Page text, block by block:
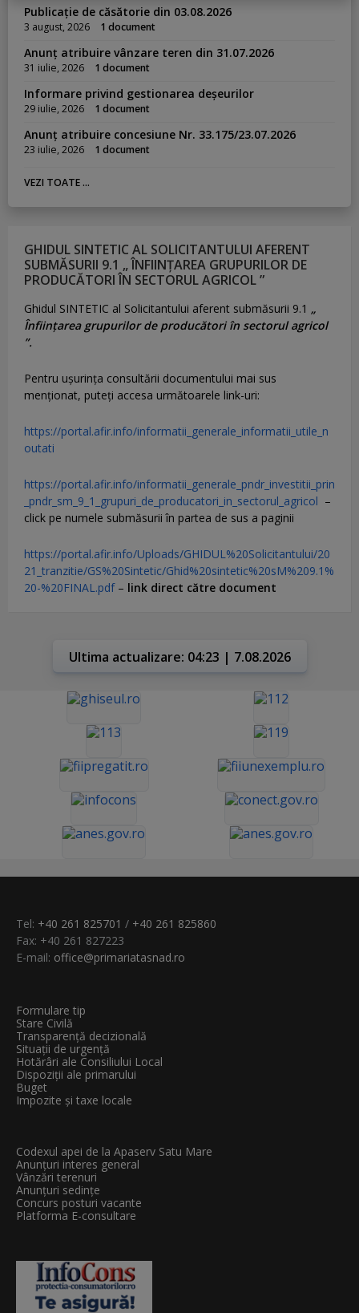
Publicație de căsătorie din 03.08.2026
3 august, 2026 1 document
Anunț atribuire vânzare teren din 31.07.2026
31 iulie, 2026 1 document
Informare privind gestionarea deșeurilor
29 iulie, 2026 1 document
Anunț atribuire concesiune Nr. 33.175/23.07.2026
23 iulie, 2026 1 document
VEZI TOATE ...
GHIDUL SINTETIC AL SOLICITANTULUI AFERENT
SUBMĂSURII 9.1 „ ÎNFIINȚAREA GRUPURILOR DE
PRODUCĂTORI ÎN SECTORUL AGRICOL ”
Ghidul SINTETIC al Solicitantului aferent submăsurii 9.1 „
Înființarea grupurilor de producători în sectorul agricol
”.
Pentru uşurinţa consultării documentului mai sus
menţionat, puteţi accesa următoarele link-uri:
https://portal.afir.info/informatii_generale_informatii_utile_n
outati
https://portal.afir.info/informatii_generale_pndr_investitii_prin
_pndr_sm_9_1_grupuri_de_producatori_in_sectorul_agricol –
click pe numele submăsurii în partea de sus a paginii
https://portal.afir.info/Uploads/GHIDUL%20Solicitantului/20
21_tranzitie/GS%20Sintetic/Ghid%20sintetic%20sM%209.1%
20-%20FINAL.pdf– link direct către document
Ultima actualizare: 04:23 | 7.08.2026
Tel: +40 261 825701 / +40 261 825860
Fax: +40 261 827223
E-mail: office@primariatasnad.ro
Formulare tip
Stare Civilă
Transparenţă decizională
Situații de urgență
Hotărâri ale Consiliului Local
Dispoziții ale primarului
Buget
Impozite și taxe locale
Codexul apei de la Apaserv Satu Mare
Anunțuri interes general
Vânzări terenuri
Anunțuri sedințe
Concurs posturi vacante
Platforma E-consultare